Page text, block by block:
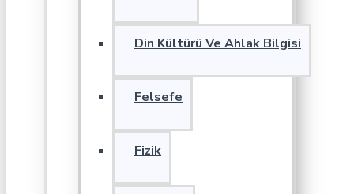
Din Kültürü Ve Ahlak Bilgisi
Felsefe
Fizik